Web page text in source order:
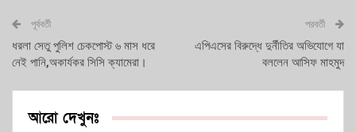
পূর্ববর্তী
ধরলা সেতু পুলিশ চেকপোস্ট ৬ মাস ধরে
নেই পানি,অকার্যকর সিসি ক্যামেরা।
পরবর্তী
এপিএসের বিরুদ্ধে দুর্নীতির অভিযোগে যা
বললেন আসিফ মাহমুদ
আরো দেখুনঃ